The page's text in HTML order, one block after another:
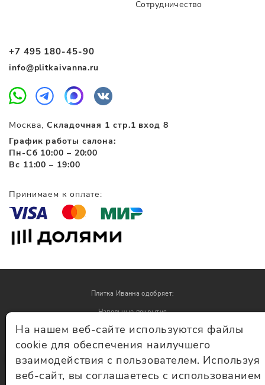
+7 495 180-45-90
info@plitkaivanna.ru
Москва,Складочная 1 стр.1 вход 8
График работы салона:
Пн-Сб 10:00 – 20:00
Вс 11:00 – 19:00
Сотрудничество
Принимаем к оплате:
© Плитка Иванна 2026 - плитка и керамогранит
Плитка Иванна одобряет:
Напольные покрытия
Обои
На нашем веб-сайте используются файлы
cookie для обеспечения наилучшего
взаимодействия с пользователем. Используя
веб-сайт, вы соглашаетесь с использованием